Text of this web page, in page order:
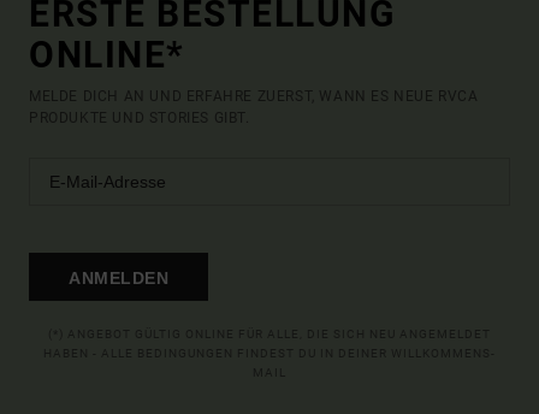
ERSTE BESTELLUNG
ONLINE*
MELDE DICH AN UND ERFAHRE ZUERST, WANN ES NEUE RVCA
PRODUKTE UND STORIES GIBT.
ANMELDEN